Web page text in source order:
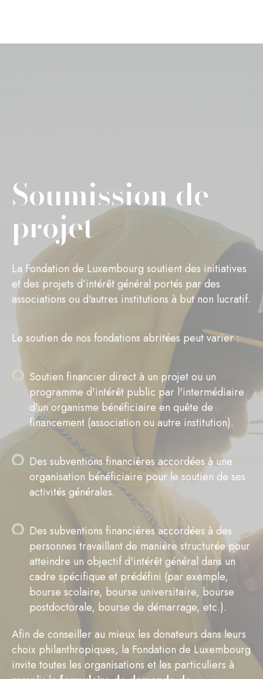
Soumission de
projet
La Fondation de Luxembourg soutient des initiatives
et des projets d’intérêt général portés par des
associations ou d'autres institutions à but non lucratif.
Le soutien de nos fondations abritées peut varier :
Soutien financier direct à un projet ou un
programme d'intérêt public par l'intermédiaire
d'un organisme bénéficiaire en quête de
financement (association ou autre institution).
Des subventions financières accordées à une
organisation bénéficiaire pour le soutien de ses
activités générales.
Des subventions financières accordées à des
personnes travaillant de manière structurée pour
atteindre un objectif d'intérêt général dans un
cadre spécifique et prédéfini (par exemple,
bourse scolaire, bourse universitaire, bourse
postdoctorale, bourse de démarrage, etc.).
Afin de conseiller au mieux les donateurs dans leurs
choix philanthropiques, la Fondation de Luxembourg
invite toutes les organisations et les particuliers à